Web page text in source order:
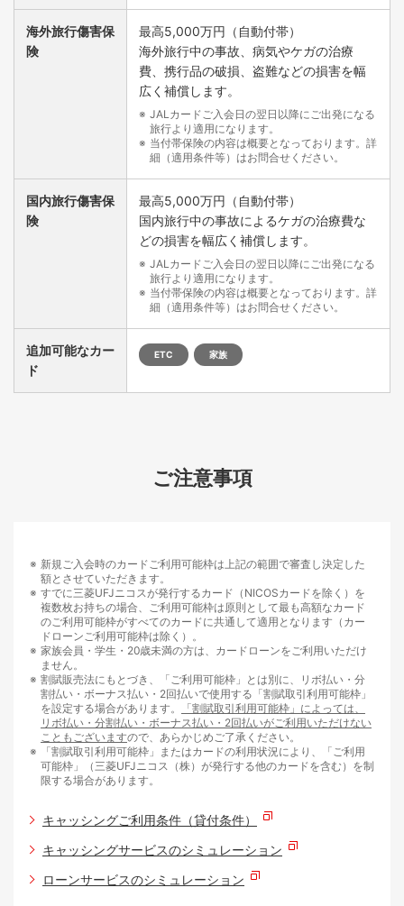
海外旅行傷害保
険
最高5,000万円（自動付帯）
海外旅行中の事故、病気やケガの治療
費、携行品の破損、盗難などの損害を幅
広く補償します。
JALカードご入会日の翌日以降にご出発になる
旅行より適用になります。
当付帯保険の内容は概要となっております。詳
細（適用条件等）はお問合せください。
国内旅行傷害保
険
最高5,000万円（自動付帯）
国内旅行中の事故によるケガの治療費な
どの損害を幅広く補償します。
JALカードご入会日の翌日以降にご出発になる
旅行より適用になります。
当付帯保険の内容は概要となっております。詳
細（適用条件等）はお問合せください。
追加可能なカー
ド
ETC 家族
ご注意事項
新規ご入会時のカードご利用可能枠は上記の範囲で審査し決定した
額とさせていただきます。
すでに三菱UFJニコスが発行するカード（NICOSカードを除く）を
複数枚お持ちの場合、ご利用可能枠は原則として最も高額なカード
のご利用可能枠がすべてのカードに共通して適用となります（カー
ドローンご利用可能枠は除く）。
家族会員・学生・20歳未満の方は、カードローンをご利用いただけ
ません。
割賦販売法にもとづき、「ご利用可能枠」とは別に、リボ払い・分
割払い・ボーナス払い・2回払いで使用する「割賦取引利用可能枠」
を設定する場合があります。
「割賦取引利用可能枠」によっては、
リボ払い・分割払い・ボーナス払い・2回払いがご利用いただけない
こともございますので、あらかじめご了承ください。
「割賦取引利用可能枠」またはカードの利用状況により、「ご利用
可能枠」（三菱UFJニコス（株）が発行する他のカードを含む）を制
限する場合があります。
キャッシングご利用条件（貸付条件）
キャッシングサービスのシミュレーション
ローンサービスのシミュレーション